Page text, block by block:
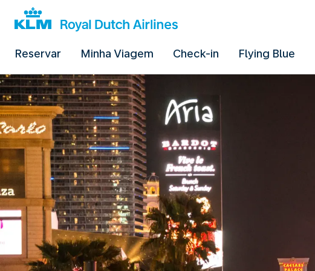
Reservar Minha Viagem Check-in Flying Blue